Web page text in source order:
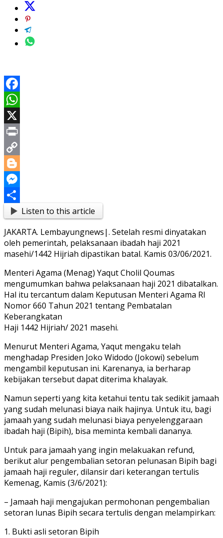
Facebook
WhatsApp
X
Print
Copy
Link
Blogger
Messenger
ShareListen to this article
JAKARTA. Lembayungnews|. Setelah resmi dinyatakan
oleh pemerintah, pelaksanaan ibadah haji 2021
masehi/1442 Hijriah dipastikan batal. Kamis 03/06/2021.
Menteri Agama (Menag) Yaqut Cholil Qoumas
mengumumkan bahwa pelaksanaan haji 2021 dibatalkan.
Hal itu tercantum dalam Keputusan Menteri Agama RI
Nomor 660 Tahun 2021 tentang Pembatalan
Keberangkatan
Haji 1442 Hijriah/ 2021 masehi.
Menurut Menteri Agama, Yaqut mengaku telah
menghadap Presiden Joko Widodo (Jokowi) sebelum
mengambil keputusan ini. Karenanya, ia berharap
kebijakan tersebut dapat diterima khalayak.
Namun seperti yang kita ketahui tentu tak sedikit jamaah
yang sudah melunasi biaya naik hajinya. Untuk itu, bagi
jamaah yang sudah melunasi biaya penyelenggaraan
ibadah haji (Bipih), bisa meminta kembali dananya.
Untuk para jamaah yang ingin melakuakan refund,
berikut alur pengembalian setoran pelunasan Bipih bagi
jamaah haji reguler, dilansir dari keterangan tertulis
Kemenag, Kamis (3/6/2021):
– Jamaah haji mengajukan permohonan pengembalian
setoran lunas Bipih secara tertulis dengan melampirkan:
1. Bukti asli setoran Bipih